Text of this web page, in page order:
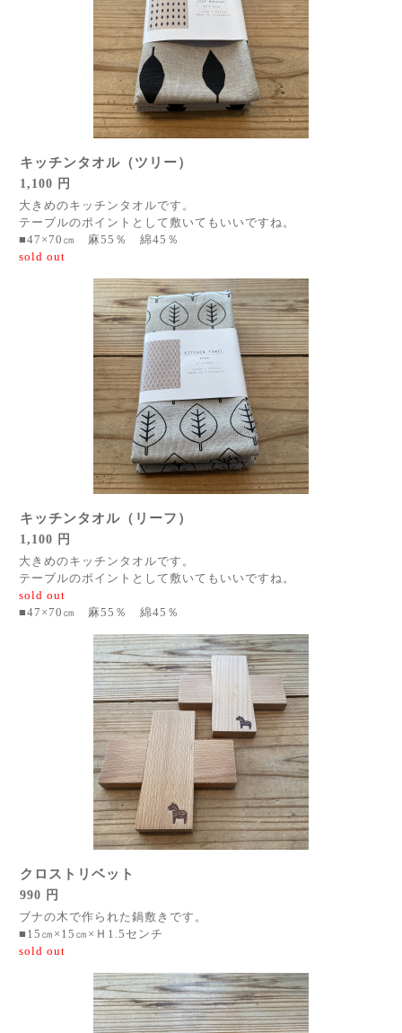
キッチンタオル（ツリー）
1,100 円
大きめのキッチンタオルです。
テーブルのポイントとして敷いてもいいですね。
■47×70㎝ 麻55％ 綿45％
sold out
キッチンタオル（リーフ）
1,100 円
大きめのキッチンタオルです。
テーブルのポイントとして敷いてもいいですね。
sold out
■47×70㎝ 麻55％ 綿45％
クロストリベット
990 円
ブナの木で作られた鍋敷きです。
■15㎝×15㎝×Ｈ1.5センチ
sold out